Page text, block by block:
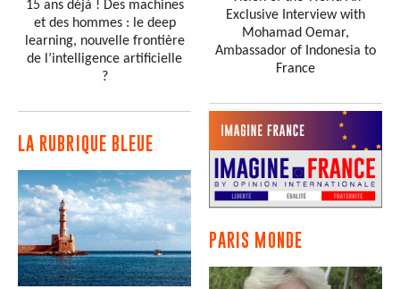
15 ans déjà ! Des machines
et des hommes : le deep
learning, nouvelle frontière
de l’intelligence artificielle
?
LA RUBRIQUE BLEUE
Exclusive Interview with
Mohamad Oemar,
Ambassador of Indonesia to
France
PARIS MONDE